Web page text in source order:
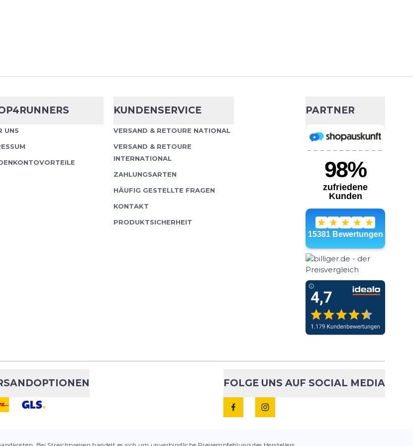
UNS
KUNDENSERVICE
VERSAND & RETOURE NATIONAL
VERSAND & RETOURE
INTERNATIONAL
ZAHLUNGSARTEN
HÄUFIG GESTELLTE FRAGEN
KONTAKT
PRODUKTSICHERHEIT
PARTNER
FOLGE UNS AUF SOCIAL MEDIA